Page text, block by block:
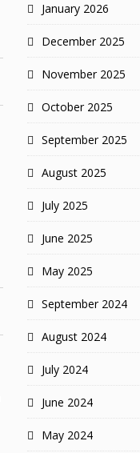
January 2026
December 2025
November 2025
October 2025
September 2025
August 2025
July 2025
June 2025
May 2025
September 2024
August 2024
July 2024
June 2024
May 2024